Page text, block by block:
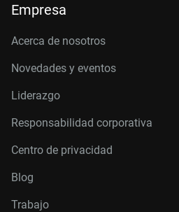
Empresa
Acerca de nosotros
Novedades y eventos
Liderazgo
Responsabilidad corporativa
Centro de privacidad
Blog
Trabajo